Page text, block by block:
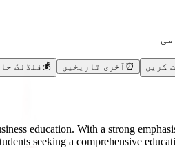
کریں ⏰ آخری تاریخیں 💰 فنڈنگ
education. With a strong
seeking a comprehensive